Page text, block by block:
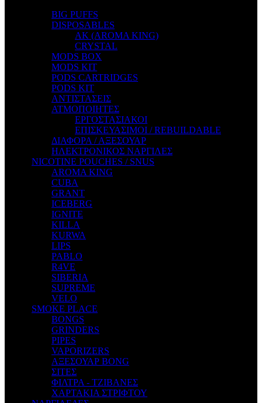
OPMH PROJECT
S-ELF JUICE
SADBOY
SCANDAL
SECRET FOREST
STEAM CITY LIQUIDS
STEAM TRAIN
STEAMPUNK
TALES
TATTOO
THE ALCHEMIST
THE SMOKER'S CLUB
TIKI MAHU
TWIST
VAPE NOVA
VGOD
WILD ZOO
YETI
ZEUS JUICE
BIG PUFFS
DISPOSABLES
AK (AROMA KING)
CRYSTAL
MODS BOX
MODS KIT
PODS CARTRIDGES
PODS KIT
ΑΝΤΙΣΤΑΣΕΙΣ
ΑΤΜΟΠΟΙΗΤΕΣ
ΕΡΓΟΣΤΑΣΙΑΚΟΙ
ΕΠΙΣΚΕΥΑΣΙΜΟΙ / REBUILDABLE
ΔΙΑΦΟΡΑ / ΑΞΕΣΟΥΑΡ
ΗΛΕΚΤΡΟΝΙΚΟΣ ΝΑΡΓΙΛΕΣ
NICOTINE POUCHES / SNUS
AROMA KING
CUBA
GRANT
ICEBERG
IGNITE
KILLA
KURWA
LIPS
PABLO
R4VE
SIBERIA
SUPREME
VELO
SMOKE PLACE
BONGS
GRINDERS
PIPES
VAPORIZERS
ΑΞΕΣΟΥΑΡ BONG
ΣΙΤΕΣ
ΦΙΛΤΡΑ - ΤΖΙΒΑΝΕΣ
ΧΑΡΤΑΚΙΑ ΣΤΡΙΦΤΟΥ